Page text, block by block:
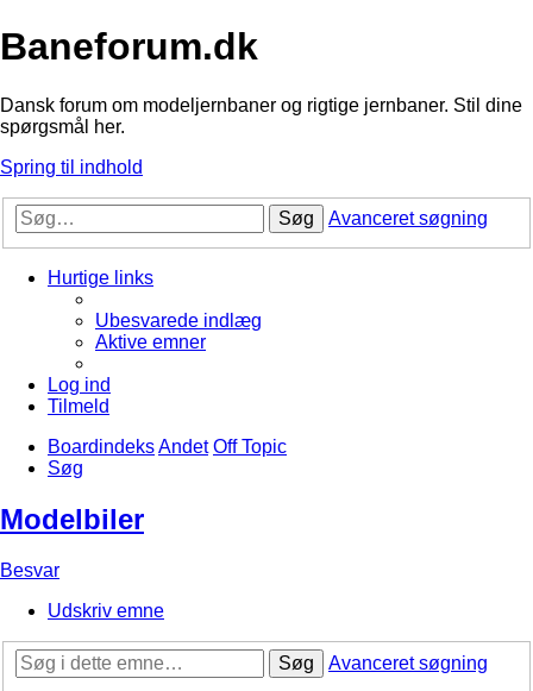
Baneforum.dk
Dansk forum om modeljernbaner og rigtige jernbaner. Stil dine
spørgsmål her.
Spring til indhold
Søg Avanceret søgning
Hurtige links
Ubesvarede indlæg
Aktive emner
Log ind
Tilmeld
BoardindeksAndet Off Topic
Søg
Modelbiler
Besvar
Udskriv emne
Søg
Avanceret søgning